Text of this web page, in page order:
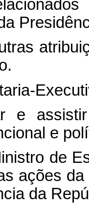
e
e
de
ações
da